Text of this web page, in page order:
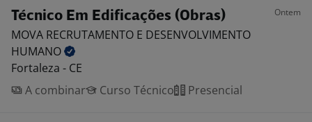
Técnico Em Edificações (Obras) Ontem
MOVA RECRUTAMENTO E DESENVOLVIMENTO
HUMANO
Fortaleza - CE
A combinar
Curso Técnico Presencial